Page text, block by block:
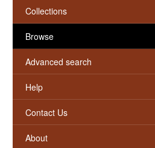
Collections
Browse
Advanced search
Help
Contact Us
About